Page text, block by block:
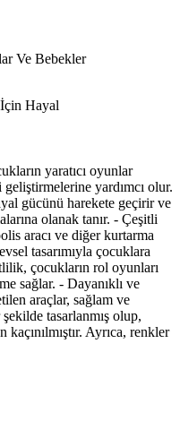
Ve Bebekler
Hayal
yaratıcı oyunlar
yardımcı olur.
gücünü harekete geçirir ve
olanak tanır. - Çeşitli
aracı ve diğer kurtarma
tasarımıyla çocuklara
çocukların rol oyunları
sağlar. - Dayanıklı ve
araçlar, sağlam ve
tasarlanmış olup,
Ayrıca, renkler